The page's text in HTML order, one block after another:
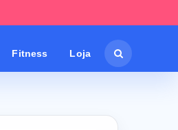
Fitness Loja